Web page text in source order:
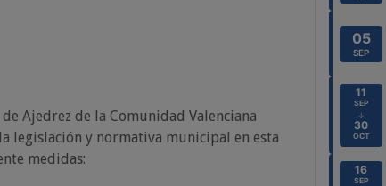
Ajedrez de la Comunidad Valenciana
legislación y normativa municipal en esta
medidas:
05
SEP
11
SEP
↓
30
OCT
16
SEP